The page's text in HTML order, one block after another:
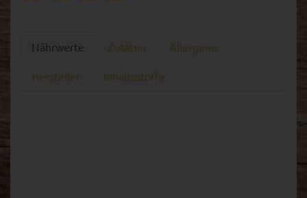
Nährwerte Zutaten Allergene
Hersteller Inhaltsstoffe